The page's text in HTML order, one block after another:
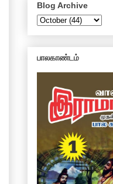
Blog Archive
பாலகாண்டம்